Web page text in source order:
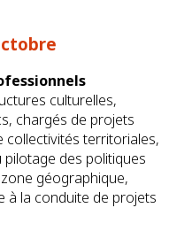
culturelles,
chargés de projets
collectivités territoriales,
pilotage des politiques
géographique,
à la conduite de projets